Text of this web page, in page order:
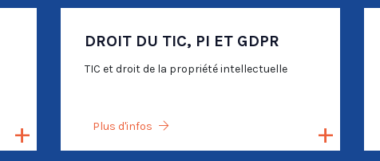
DROIT DU TIC, PI ET GDPR
TIC et droit de la propriété intellectuelle
Plus d'infos